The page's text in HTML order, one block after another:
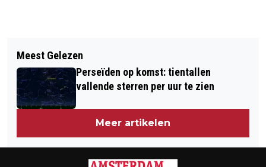
WAT TE DOEN TIJDENS DE UITMARKT
2018!
EERSTE SOLIST HET NATIONALE
BALLET STOPT
Meest Gelezen
Perseïden op komst: tientallen
vallende sterren per uur te zien
Meer artikelen